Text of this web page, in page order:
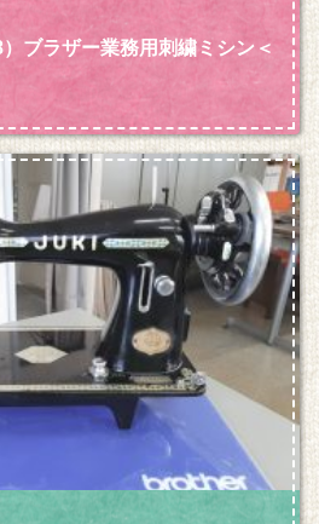
ブラザー業務用刺繍ミシン＜